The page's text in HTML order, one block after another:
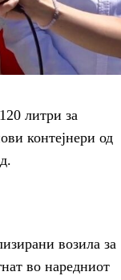
литри за
контејнери од
возила за
во наредниот